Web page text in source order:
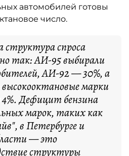
автомобилей готовы
число.
структура спроса
так: АИ-95 выбирали
АИ-92 — 30%, а
марки
4%. Дефицит бензина
марок, таких как
в Петербурге и
— это
структуры